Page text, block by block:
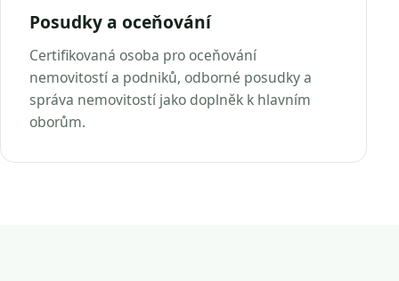
Posudky a oceňování
Certifikovaná osoba pro oceňování
nemovitostí a podniků, odborné posudky a
správa nemovitostí jako doplněk k hlavním
oborům.